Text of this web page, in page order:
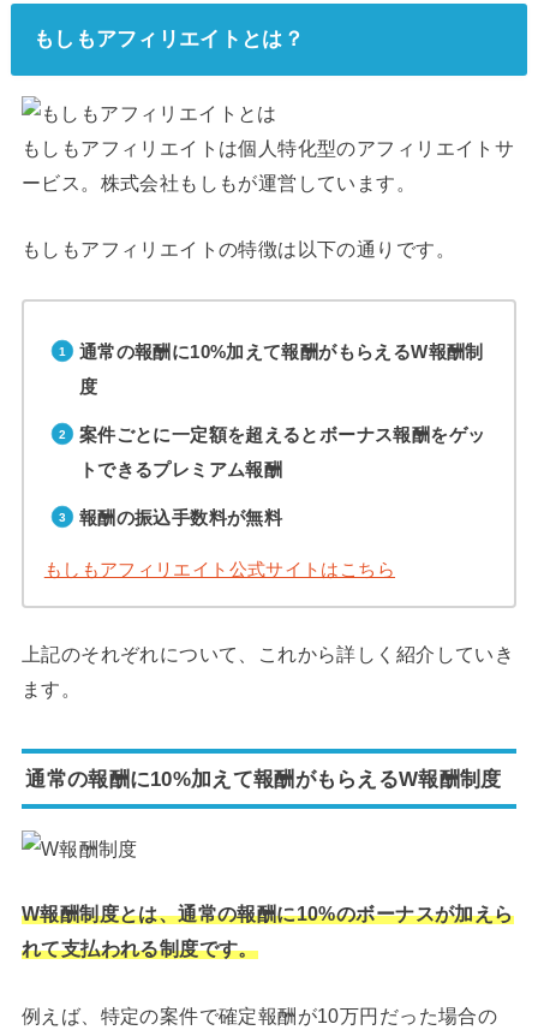
もしもアフィリエイトとは？
もしもアフィリエイトは個人特化型のアフィリエイトサ
ービス。株式会社もしもが運営しています。
もしもアフィリエイトの特徴は以下の通りです。
通常の報酬に10%加えて報酬がもらえるW報酬制
度
案件ごとに一定額を超えるとボーナス報酬をゲッ
トできるプレミアム報酬
報酬の振込手数料が無料
もしもアフィリエイト公式サイトはこちら
上記のそれぞれについて、これから詳しく紹介していき
ます。
通常の報酬に10%加えて報酬がもらえるW報酬制度
W報酬制度とは、通常の報酬に10%のボーナスが加えら
れて支払われる制度です。
例えば、特定の案件で確定報酬が10万円だった場合の